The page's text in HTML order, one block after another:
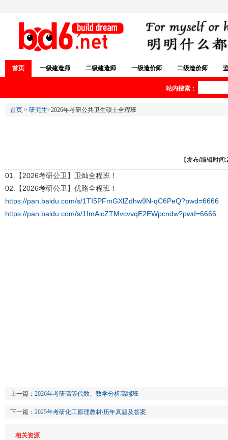
首页 一级建造师 二级建造师 一级造价师 二级造价师
站内搜索：
首页 > 研究生>2026年考研公共卫生硕士全程班
【发布/编辑时
01.【2026考研公卫】卫灿全程班！
02.【2026考研公卫】优路全程班！
https://pan.baidu.com/s/1TI5PFmGXlZdhw9N-qC6PeQ?pwd=6666
https://pan.baidu.com/s/1ImAicZTMvcvvqE2EWpcndw?pwd=6666
上一篇： 2026年考研高等代数、数学分析高端班
下一篇： 2025年考研化工原理教材/历年真题及答案
相关资源